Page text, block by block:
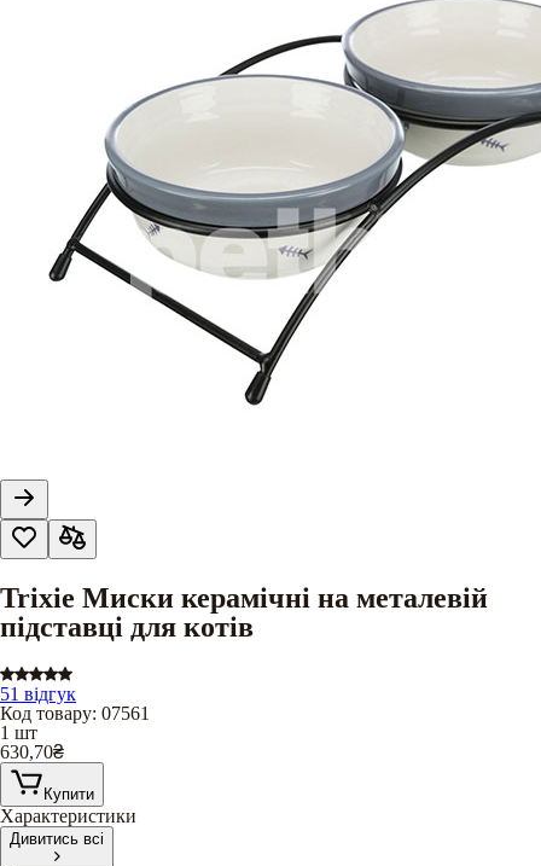
Trixie Миски керамічні на металевій
підставці для котів
51 відгук
Код товару: 07561
1 шт
630,70₴
Купити
Характеристики
Дивитись всі